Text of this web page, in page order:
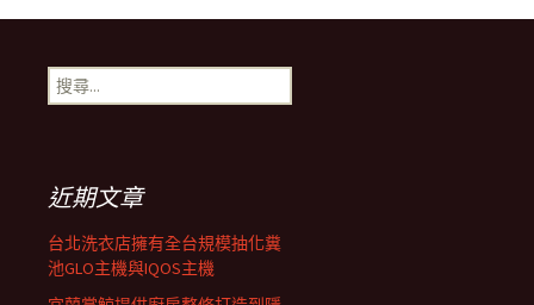
導
航
列
搜
尋
近期文章
台北洗衣店擁有全台規模抽化糞
池GLO主機與IQOS主機